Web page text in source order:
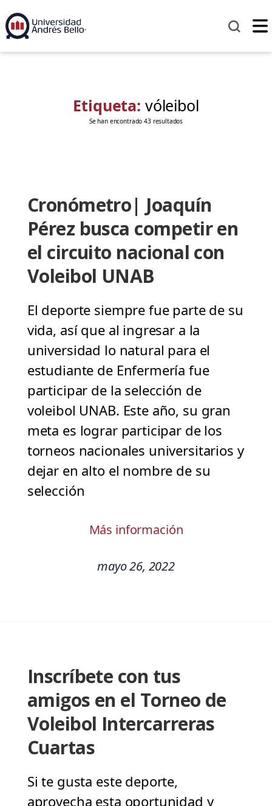
Etiqueta: vóleibol
Se han encontrado 43 resultados
Cronómetro| Joaquín
Pérez busca competir en
el circuito nacional con
Voleibol UNAB
El deporte siempre fue parte de su
vida, así que al ingresar a la
universidad lo natural para el
estudiante de Enfermería fue
participar de la selección de
voleibol UNAB. Este año, su gran
meta es lograr participar de los
torneos nacionales universitarios y
dejar en alto el nombre de su
selección
Más información
mayo 26, 2022
Inscríbete con tus
amigos en el Torneo de
Voleibol Intercarreras
Cuartas
Si te gusta este deporte,
aprovecha esta oportunidad y